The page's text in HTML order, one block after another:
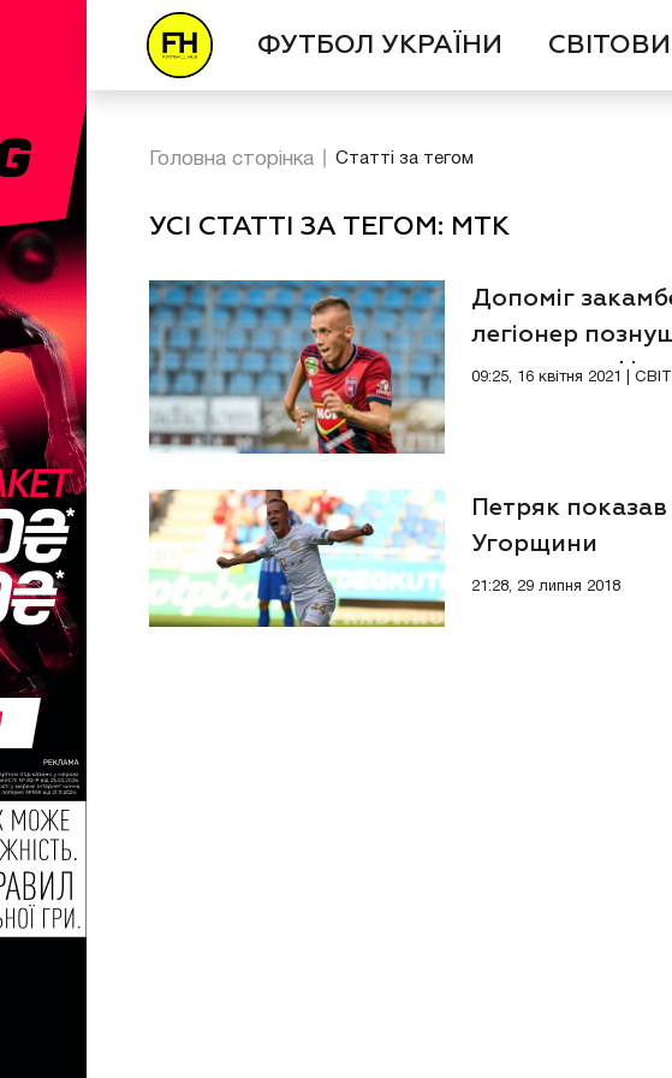
ФУТБОЛ УКРАЇНИ
Головна сторінка Статті за тегом
УСІ СТАТТІ ЗА ТЕГОМ: МТК
Допоміг
легіонер
подарував
09:25, 16 квітня 2021 |
Петряк показав
Угорщини
21:28, 29 липня 2018